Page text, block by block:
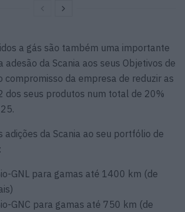
a gás são também uma importante
adesão da Scania aos seus Objetivos de
compromisso da empresa de reduzir as
dos seus produtos num total de 20%
adições da Scania ao seu portfólio de
GNL para gamas até 1400 km (de
GNC para gamas até 750 km (de